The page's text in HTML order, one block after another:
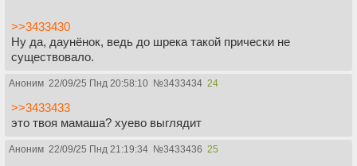
>>3433430
Ну да, даунёнок, ведь до шрека такой прически не
существовало.
Аноним 22/09/25 Пнд 20:58:10 №3433434 24
>>3433433
это твоя мамаша? хуево выглядит
Аноним 22/09/25 Пнд 21:19:34 №3433436 25